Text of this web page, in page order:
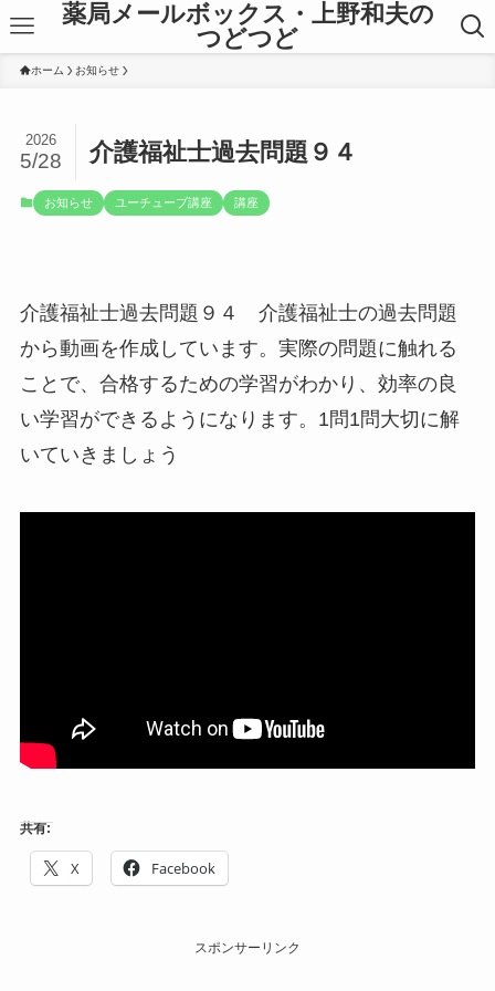
薬局メールボックス・上野和夫の
つどつど
ホーム お知らせ
介護福祉士過去問題９４
2026
5/28
お知らせ ユーチューブ講座 講座
介護福祉士過去問題９４ 介護福祉士の過去問題
から動画を作成しています。実際の問題に触れる
ことで、合格するための学習がわかり、効率の良
い学習ができるようになります。1問1問大切に解
いていきましょう
共有:
X Facebook
スポンサーリンク